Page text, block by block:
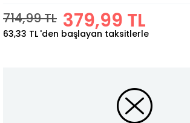
714,99 TL 379,99 TL
63,33 TL 'den başlayan taksitlerle